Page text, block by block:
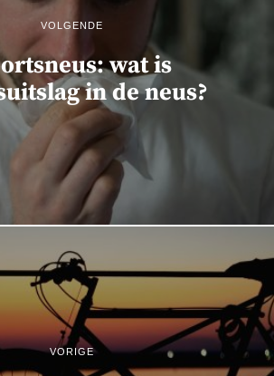
VOLGENDE
wat is
in de neus?
VORIGE